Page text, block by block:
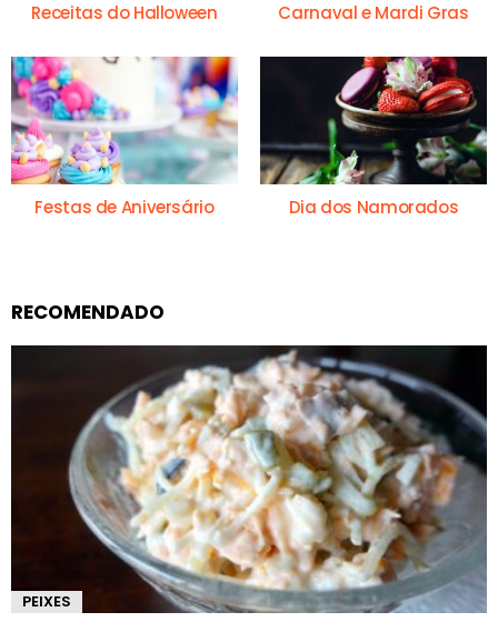
Receitas do Halloween Carnaval e Mardi Gras
Festas de Aniversário Dia dos Namorados
RECOMENDADO
PEIXES